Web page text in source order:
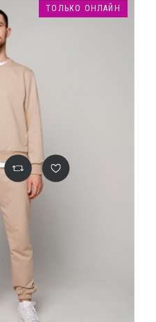
ТОЛЬКО ОНЛАЙН